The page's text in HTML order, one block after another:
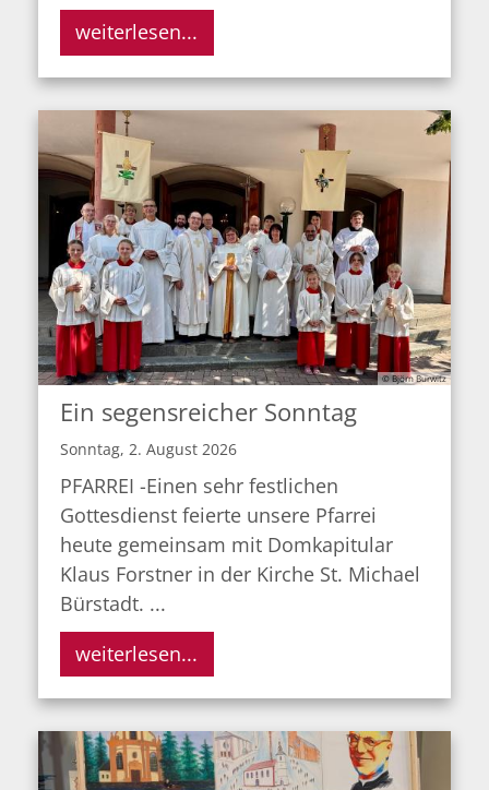
weiterlesen...
© Björn Burwitz
Ein segensreicher Sonntag
Sonntag, 2. August 2026
PFARREI -Einen sehr festlichen
Gottesdienst feierte unsere Pfarrei
heute gemeinsam mit Domkapitular
Klaus Forstner in der Kirche St. Michael
Bürstadt. ...
weiterlesen...